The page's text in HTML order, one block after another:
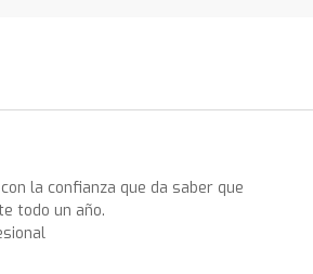
la confianza que da saber que
todo un año.